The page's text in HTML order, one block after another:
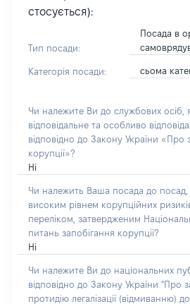
стосується):
Тип посади:
Посада в
Категорія посади: сьома
Чи належите Ви до службових осіб,
відповідальне та особливо
відповідно до Закону України «Про
корупції»?
Ні
Чи належить Ваша посада до посад,
високим рівнем корупційних
переліком, затвердженим
питань запобігання корупції?
Ні
Чи належите Ви до національних
відповідно до Закону України "Про
протидію легалізації (відмиванню)